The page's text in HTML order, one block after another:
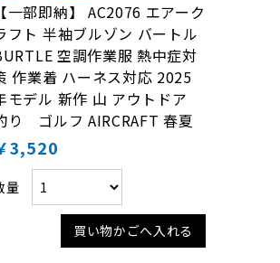
【一部即納】 AC2076 エアーク
フト 半袖ブルゾン バートル
空調作業服 熱中症対
作業着 ハーネス対応 2025
モデル 新作 山 アウトドア
り ゴルフ AIRCRAFT 春夏
3,520
量
買い物かごへ入れる